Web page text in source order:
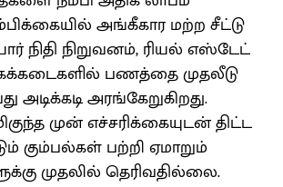
அங்கீகார மற்ற சீட்டு
நிதி நிறுவனம், ரியல் எஸ்டேட்
பணத்தை முதலீடு
அடிக்கடி அரங்கேறுகிறது.
முன் எச்சரிக்கையுடன் திட்ட
கும்பல்கள் பற்றி ஏமாறும்
முதலில் தெரிவதில்லை.